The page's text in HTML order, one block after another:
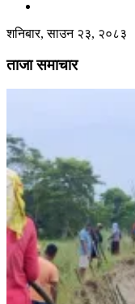
शनिबार, साउन २३, २०८३
ताजा समाचार